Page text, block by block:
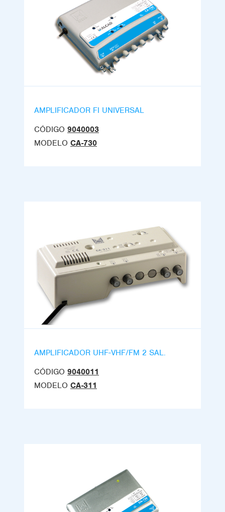
AMPLIFICADOR FI UNIVERSAL
CÓDIGO 9040003
MODELO CA-730
AMPLIFICADOR UHF-VHF/FM 2 SAL.
CÓDIGO 9040011
MODELO CA-311